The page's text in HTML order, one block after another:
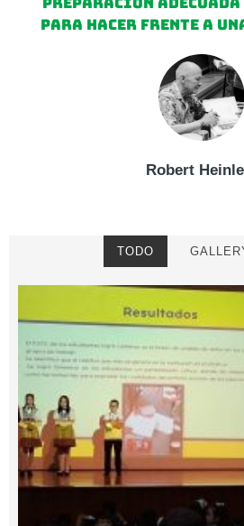
para hacer frente a
Robert
TODO